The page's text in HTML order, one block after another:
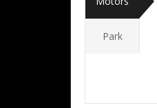
Park